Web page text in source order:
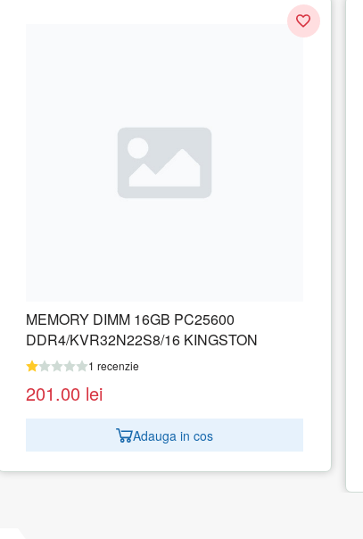
CORSAIR DDR4 16GB 2x8GB 3200MHz
DIMM CL16 VENGEANCE RGB Pro SL
Black 1.35V XMP 2.0
336.05lei
Adauga in cos